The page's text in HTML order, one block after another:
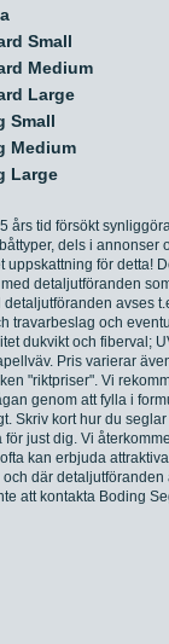
Small
Medium
Large
Small
Medium
Large
års tid försökt
dels i annonser
uppskattning för detta!
detaljutföranden
avses
travarbeslag och
dukvikt och fiberval;
Pris varierar
"riktpriser". Vi
genom att fylla i
Skriv kort hur du
just dig. Vi
kan erbjuda attraktiva
där detaljutföranden
att kontakta Boding